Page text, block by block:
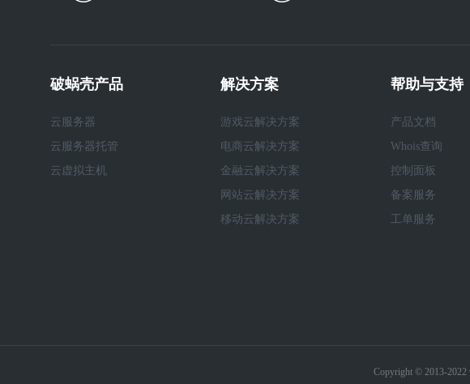
破蜗壳产品
云服务器
云服务器托管
云虚拟主机
解决方案
游戏云解决方案
电商云解决方案
金融云解决方案
网站云解决方案
移动云解决方案
帮助与支持
产品文档
Whois查询
控制面板
备案服务
工单服务
Copyright © 2013-